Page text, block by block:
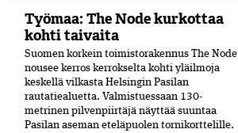
Työmaa: The Node kurkottaa
kohti taivaita
Suomen korkein toimistorakennus The Node
nousee kerros kerrokselta kohti yläilmoja
keskellä vilkasta Helsingin Pasilan
rautatiealuetta. Valmistuessaan 130-
metrinen pilvenpiirtäjä näyttää suuntaa
Pasilan aseman eteläpuolen tornikorttelille.